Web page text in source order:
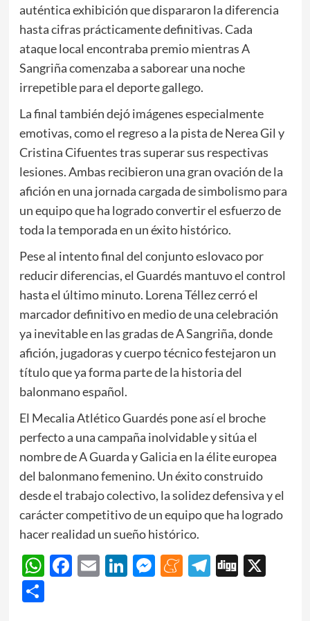
auténtica exhibición que dispararon la diferencia
hasta cifras prácticamente definitivas. Cada
ataque local encontraba premio mientras A
Sangriña comenzaba a saborear una noche
irrepetible para el deporte gallego.
La final también dejó imágenes especialmente
emotivas, como el regreso a la pista de Nerea Gil y
Cristina Cifuentes tras superar sus respectivas
lesiones. Ambas recibieron una gran ovación de la
afición en una jornada cargada de simbolismo para
un equipo que ha logrado convertir el esfuerzo de
toda la temporada en un éxito histórico.
Pese al intento final del conjunto eslovaco por
reducir diferencias, el Guardés mantuvo el control
hasta el último minuto. Lorena Téllez cerró el
marcador definitivo en medio de una celebración
ya inevitable en las gradas de A Sangriña, donde
afición, jugadoras y cuerpo técnico festejaron un
título que ya forma parte de la historia del
balonmano español.
El Mecalia Atlético Guardés pone así el broche
perfecto a una campaña inolvidable y sitúa el
nombre de A Guarda y Galicia en la élite europea
del balonmano femenino. Un éxito construido
desde el trabajo colectivo, la solidez defensiva y el
carácter competitivo de un equipo que ha logrado
hacer realidad un sueño histórico.
WhatsApp
Facebook
EmailLinkedIn
Messenger
Meneame
Telegram
Digg
X
Share